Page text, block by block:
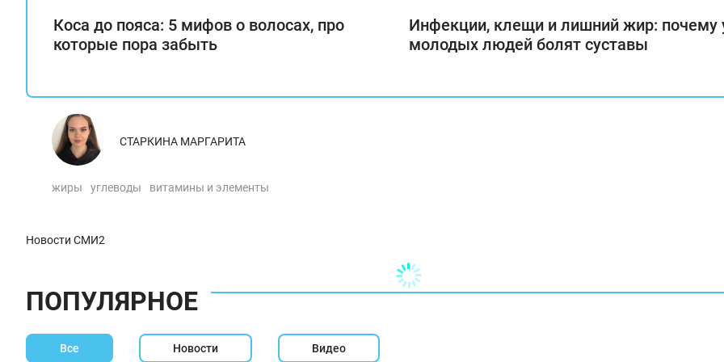
Коса до пояса: 5 мифов о волосах, про
которые пора забыть
Инфекции, клещи и лишний жир: почему
молодых людей болят суставы
СТАРКИНА МАРГАРИТА
жиры углеводы витамины и элементы
Новости СМИ2
ПОПУЛЯРНОЕ
Все Новости Видео